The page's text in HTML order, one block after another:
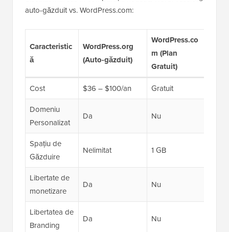
auto-găzduit vs. WordPress.com:
Caracteristic
ă
WordPress.org
(Auto-găzduit)
WordPress.co
m (Plan
Gratuit)
Cost $36 – $100/an Gratuit
Domeniu
Personalizat
Da Nu
Spațiu de
Găzduire
Nelimitat 1 GB
Libertate de
monetizare
Da Nu
Libertatea de
Branding
Da Nu